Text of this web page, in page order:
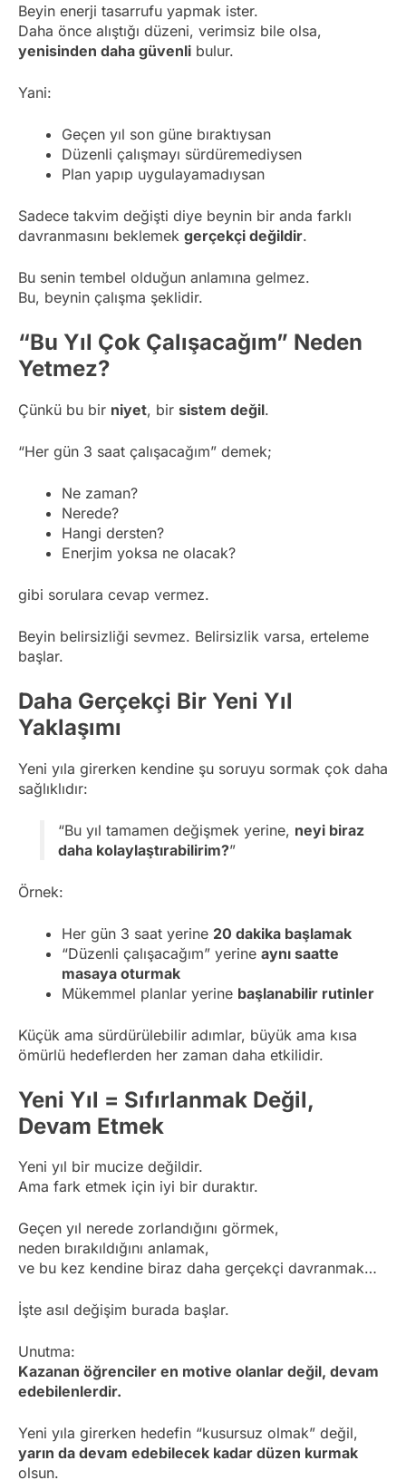
Beyin enerji tasarrufu yapmak ister.
Daha önce alıştığı düzeni, verimsiz bile olsa,
yenisinden daha güvenli bulur.
Yani:
Geçen yıl son güne bıraktıysan
Düzenli çalışmayı sürdüremediysen
Plan yapıp uygulayamadıysan
Sadece takvim değişti diye beynin bir anda farklı
davranmasını beklemek gerçekçi değildir.
Bu senin tembel olduğun anlamına gelmez.
Bu, beynin çalışma şeklidir.
“Bu Yıl Çok Çalışacağım” Neden
Yetmez?
Çünkü bu bir niyet, bir sistem değil.
“Her gün 3 saat çalışacağım” demek;
Ne zaman?
Nerede?
Hangi dersten?
Enerjim yoksa ne olacak?
gibi sorulara cevap vermez.
Beyin belirsizliği sevmez. Belirsizlik varsa, erteleme
başlar.
Daha Gerçekçi Bir Yeni Yıl
Yaklaşımı
Yeni yıla girerken kendine şu soruyu sormak çok daha
sağlıklıdır:
“Bu yıl tamamen değişmek yerine, neyi biraz
daha kolaylaştırabilirim?”
Örnek:
Her gün 3 saat yerine 20 dakika başlamak
“Düzenli çalışacağım” yerine aynı saatte
masaya oturmak
Mükemmel planlar yerine başlanabilir rutinler
Küçük ama sürdürülebilir adımlar, büyük ama kısa
ömürlü hedeflerden her zaman daha etkilidir.
Yeni Yıl = Sıfırlanmak Değil,
Devam Etmek
Yeni yıl bir mucize değildir.
Ama fark etmek için iyi bir duraktır.
Geçen yıl nerede zorlandığını görmek,
neden bırakıldığını anlamak,
ve bu kez kendine biraz daha gerçekçi davranmak…
İşte asıl değişim burada başlar.
Unutma:
Kazanan öğrenciler en motive olanlar değil, devam
edebilenlerdir.
Yeni yıla girerken hedefin “kusursuz olmak” değil,
yarın da devam edebilecek kadar düzen kurmak
olsun.